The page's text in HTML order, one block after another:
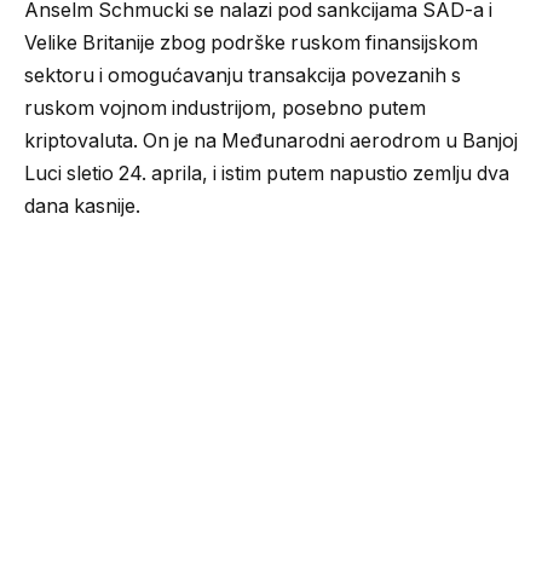
Anselm Schmucki se nalazi pod sankcijama SAD-a i
Velike Britanije zbog podrške ruskom finansijskom
sektoru i omogućavanju transakcija povezanih s
ruskom vojnom industrijom, posebno putem
kriptovaluta. On je na Međunarodni aerodrom u Banjoj
Luci sletio 24. aprila, i istim putem napustio zemlju dva
dana kasnije.